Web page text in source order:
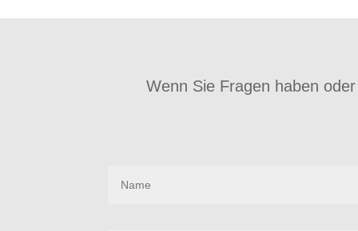
Wenn Sie Fragen haben